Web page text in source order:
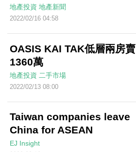
地產投資 地產新聞
2022/02/16 04:58
OASIS KAI TAK低層兩房賣
1360萬
地產投資 二手市場
2022/02/13 08:00
Taiwan companies leave
China for ASEAN
EJ Insight